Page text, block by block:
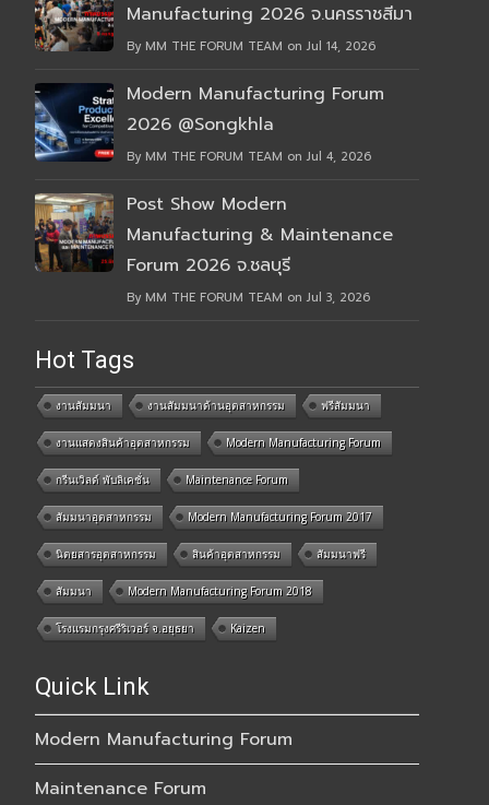
Manufacturing 2026 จ.นครราชสีมา
By MM THE FORUM TEAM on Jul 14, 2026
Modern Manufacturing Forum
2026 @Songkhla
By MM THE FORUM TEAM on Jul 4, 2026
Post Show Modern
Manufacturing & Maintenance
Forum 2026 จ.ชลบุรี
By MM THE FORUM TEAM on Jul 3, 2026
Hot Tags
งานสัมมนา งานสัมมนาด้านอุตสาหกรรม ฟรีสัมมนา
งานแสดงสินค้าอุตสาหกรรม Modern Manufacturing Forum
กรีนเวิลด์ พับลิเคชั่น Maintenance Forum
สัมมนาอุตสาหกรรม Modern Manufacturing Forum 2017
นิตยสารอุตสาหกรรม สินค้าอุตสาหกรรม สัมมนาฟรี
สัมมนา Modern Manufacturing Forum 2018
โรงแรมกรุงศรีริเวอร์ จ.อยุธยา Kaizen
Quick Link
Modern Manufacturing Forum
Maintenance Forum